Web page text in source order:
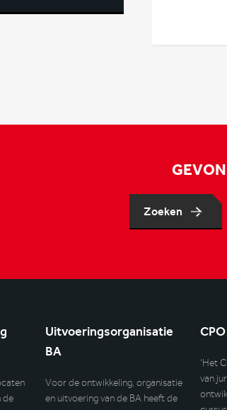
Zoeken
de
Uitvoeringsorganisatie
BA
Voor de ontwikkeling, organisatie
en uitvoering van de BA heeft de
CPO
‘Het
van